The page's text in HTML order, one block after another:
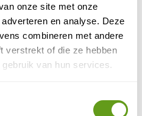
onze site met onze
en analyse. Deze
combineren met andere
verstrekt of die ze hebben
van hun services.
- Noord-Hollandse kust
in de Kop van NH.